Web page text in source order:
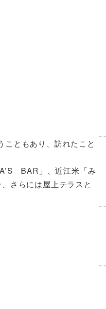
こともあり、訪れたこと
BAR」、近江米「み
さらには屋上テラスと